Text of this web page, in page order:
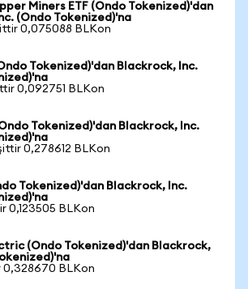
Miners ETF (Ondo Tokenized)'dan
(Ondo Tokenized)'na
0,075088 BLKon
Tokenized)'dan Blackrock, Inc.
0,092751 BLKon
Tokenized)'dan Blackrock, Inc.
0,278612 BLKon
Tokenized)'dan Blackrock, Inc.
0,123505 BLKon
(Ondo Tokenized)'dan Blackrock,
0,328670 BLKon